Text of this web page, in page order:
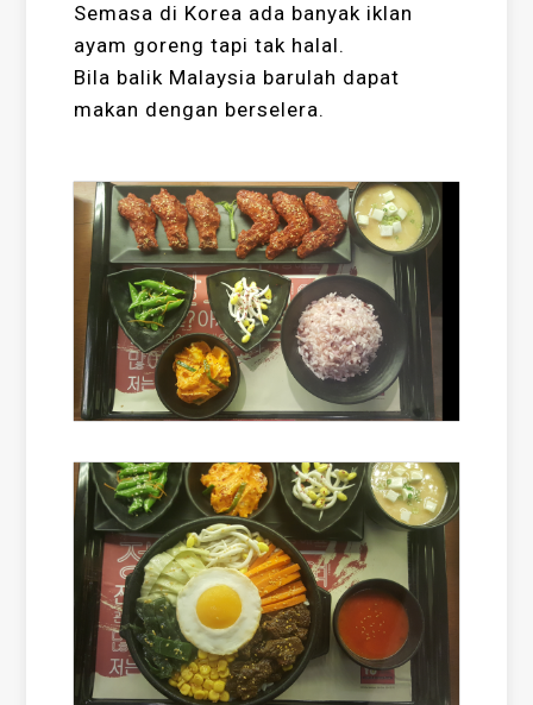
Semasa di Korea ada banyak iklan
ayam goreng tapi tak halal.
Bila balik Malaysia barulah dapat
makan dengan berselera.